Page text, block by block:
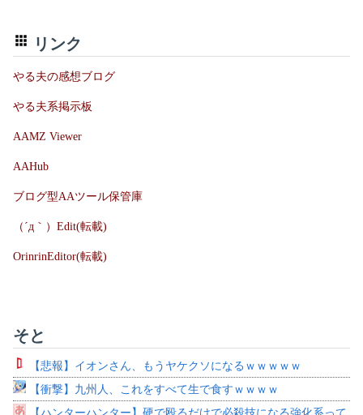
リンク
やる夫の感想ブログ
やる夫系掲示板
AAMZ Viewer
AAHub
ブログ型AAツール保管庫
（´д｀）Edit(転載)
OrinrinEditor(転載)
そと
【悲報】イオンさん、もうヤケクソになるｗｗｗｗｗ
【衝撃】九州人、これをすべて生で食すｗｗｗｗ